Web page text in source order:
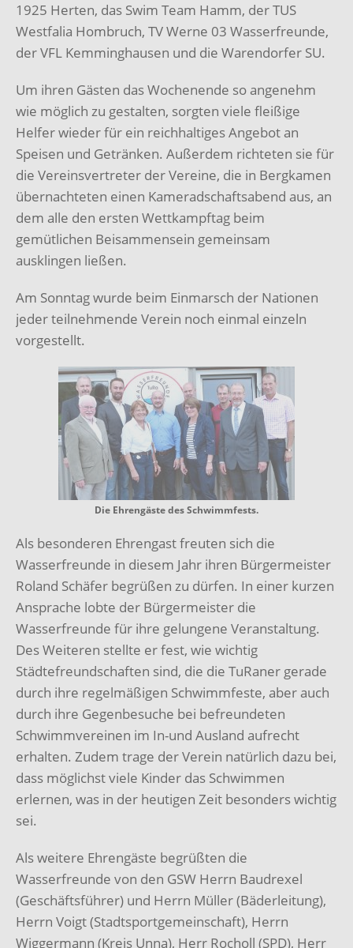
1925 Herten, das Swim Team Hamm, der TUS
Westfalia Hombruch, TV Werne 03 Wasserfreunde,
der VFL Kemminghausen und die Warendorfer SU.
Um ihren Gästen das Wochenende so angenehm
wie möglich zu gestalten, sorgten viele fleißige
Helfer wieder für ein reichhaltiges Angebot an
Speisen und Getränken. Außerdem richteten sie für
die Vereinsvertreter der Vereine, die in Bergkamen
übernachteten einen Kameradschaftsabend aus, an
dem alle den ersten Wettkampftag beim
gemütlichen Beisammensein gemeinsam
ausklingen ließen.
Am Sonntag wurde beim Einmarsch der Nationen
jeder teilnehmende Verein noch einmal einzeln
vorgestellt.
Die Ehrengäste des Schwimmfests.
Als besonderen Ehrengast freuten sich die
Wasserfreunde in diesem Jahr ihren Bürgermeister
Roland Schäfer begrüßen zu dürfen. In einer kurzen
Ansprache lobte der Bürgermeister die
Wasserfreunde für ihre gelungene Veranstaltung.
Des Weiteren stellte er fest, wie wichtig
Städtefreundschaften sind, die die TuRaner gerade
durch ihre regelmäßigen Schwimmfeste, aber auch
durch ihre Gegenbesuche bei befreundeten
Schwimmvereinen im In-und Ausland aufrecht
erhalten. Zudem trage der Verein natürlich dazu bei,
dass möglichst viele Kinder das Schwimmen
erlernen, was in der heutigen Zeit besonders wichtig
sei.
Als weitere Ehrengäste begrüßten die
Wasserfreunde von den GSW Herrn Baudrexel
(Geschäftsführer) und Herrn Müller (Bäderleitung),
Herrn Voigt (Stadtsportgemeinschaft), Herrn
Wiggermann (Kreis Unna), Herr Rocholl (SPD), Herr